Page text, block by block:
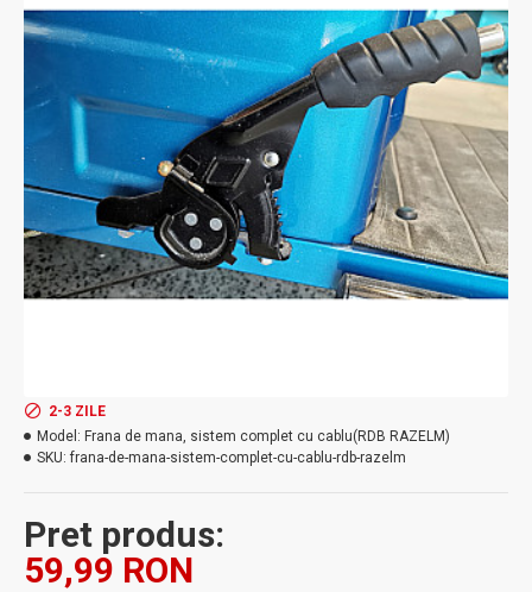
Pret produs:
59,99 RON
2-3 ZILE
Model: Frana de mana, sistem complet cu cablu(RDB RAZELM)
SKU: frana-de-mana-sistem-complet-cu-cablu-rdb-razelm